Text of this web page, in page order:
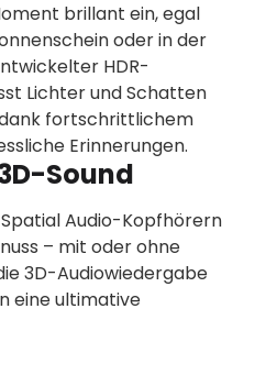
brillant ein, egal
oder in der
HDR-
Lichter und Schatten
fortschrittlichem
Erinnerungen.
Sound
Audio-Kopfhörern
– mit oder ohne
3D-Audiowiedergabe
eine ultimative